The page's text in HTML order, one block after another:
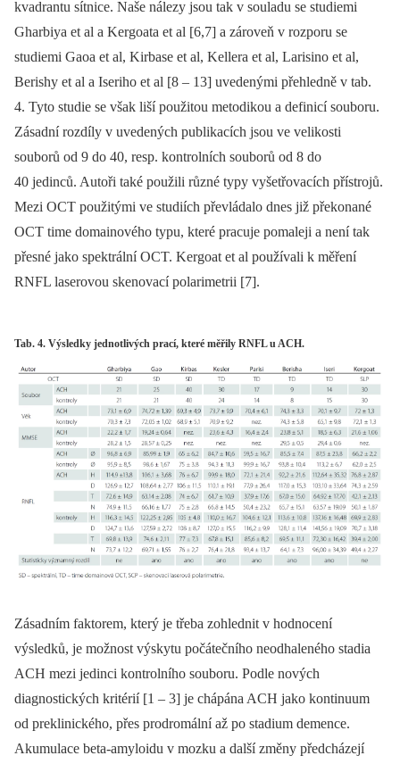
kvadrantu sítnice. Naše nálezy jsou tak v souladu se studiemi
Gharbiya et al a Kergoata et al [6,7] a zároveň v rozporu se
studiemi Gaoa et al, Kirbase et al, Kellera et al, Larisino et al,
Berishy et al a Iseriho et al [8 –⁠ 13] uvedenými přehledně v tab.
4. Tyto studie se však liší použitou metodikou a definicí souboru.
Zásadní rozdíly v uvedených publikacích jsou ve velikosti
souborů od 9 do 40, resp. kontrolních souborů od 8 do
40 jedinců. Autoři také použili různé typy vyšetřovacích přístrojů.
Mezi OCT použitými ve studiích převládalo dnes již překonané
OCT time domainového typu, které pracuje pomaleji a není tak
přesné jako spektrální OCT. Kergoat et al používali k měření
RNFL laserovou skenovací polarimetrii [7].
Tab. 4. Výsledky jednotlivých prací, které měřily RNFL u ACH.
Zásadním faktorem, který je třeba zohlednit v hodnocení
výsledků, je možnost výskytu počátečního neodhaleného stadia
ACH mezi jedinci kontrolního souboru. Podle nových
diagnostických kritérií [1 –⁠ 3] je chápána ACH jako kontinuum
od preklinického, přes prodromální až po stadium demence.
Akumulace beta-amyloidu v mozku a další změny předcházejí